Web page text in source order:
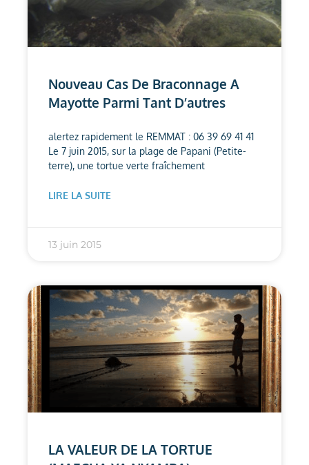
Nouveau Cas De Braconnage A
Mayotte Parmi Tant D’autres
alertez rapidement le REMMAT : 06 39 69 41 41
Le 7 juin 2015, sur la plage de Papani (Petite-
terre), une tortue verte fraîchement
LIRE LA SUITE
13 juin 2015
LA VALEUR DE LA TORTUE